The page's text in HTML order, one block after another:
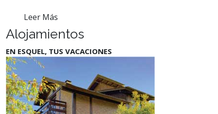
Leer Más
Alojamientos
EN ESQUEL, TUS VACACIONES